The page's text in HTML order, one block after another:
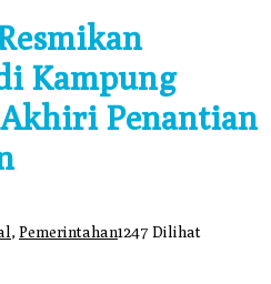
Kampung
Akhiri Penantian
, Pemerintahan1247 Dilihat